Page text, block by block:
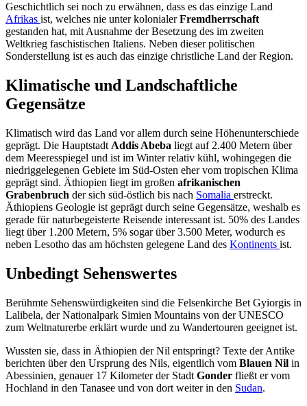
Geschichtlich sei noch zu erwähnen, dass es das einzige Land
Afrikas ist, welches nie unter kolonialerFremdherrschaft
gestanden hat, mit Ausnahme der Besetzung des im zweiten
Weltkrieg faschistischen Italiens. Neben dieser politischen
Sonderstellung ist es auch das einzige christliche Land der Region.
Klimatische und Landschaftliche
Gegensätze
Klimatisch wird das Land vor allem durch seine Höhenunterschiede
geprägt. Die Hauptstadt Addis Abeba liegt auf 2.400 Metern über
dem Meeresspiegel und ist im Winter relativ kühl, wohingegen die
niedriggelegenen Gebiete im Süd-Osten eher vom tropischen Klima
geprägt sind. Äthiopien liegt im großen afrikanischen
Grabenbruch der sich süd-östlich bis nach Somalia erstreckt.
Äthiopiens Geologie ist geprägt durch seine Gegensätze, weshalb es
gerade für naturbegeisterte Reisende interessant ist. 50% des Landes
liegt über 1.200 Metern, 5% sogar über 3.500 Meter, wodurch es
neben Lesotho das am höchsten gelegene Land des Kontinents ist.
Unbedingt Sehenswertes
Berühmte Sehenswürdigkeiten sind die Felsenkirche Bet Gyiorgis in
Lalibela, der Nationalpark Simien Mountains von der UNESCO
zum Weltnaturerbe erklärt wurde und zu Wandertouren geeignet ist.
Wussten sie, dass in Äthiopien der Nil entspringt? Texte der Antike
berichten über den Ursprung des Nils, eigentlich vom Blauen Nil in
Abessinien, genauer 17 Kilometer der Stadt Gonder fließt er vom
Hochland in den Tanasee und von dort weiter in den Sudan.